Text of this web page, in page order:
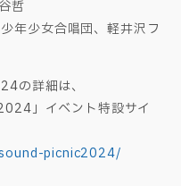
哲
年少女合唱団、軽井沢フ
の詳細は、
」イベント特設サイ
picnic2024/